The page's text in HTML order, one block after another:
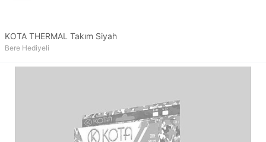
KOTA THERMAL Takım Siyah
Bere Hediyeli